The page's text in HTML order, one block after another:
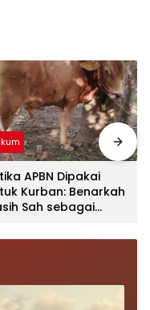
APBN Dipakai
Kurban: Benarkah
Sah sebagai